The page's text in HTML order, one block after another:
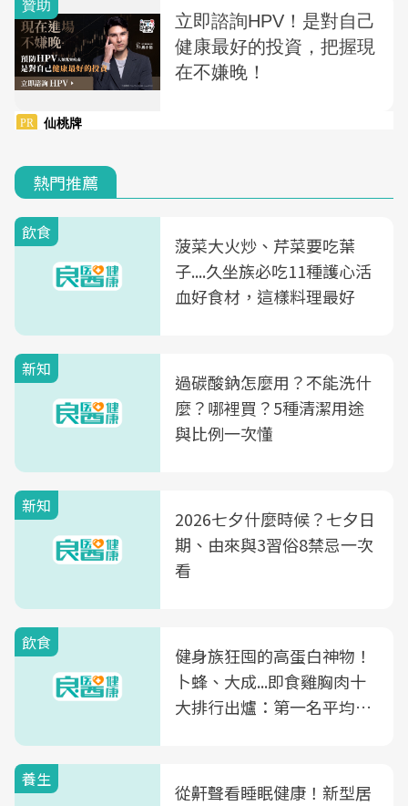
熱門推薦
飲食
菠菜大火炒、芹菜要吃葉
子....久坐族必吃11種護心活
血好食材，這樣料理最好
新知
過碳酸鈉怎麼用？不能洗什
麼？哪裡買？5種清潔用途
與比例一次懂
新知
2026七夕什麼時候？七夕日
期、由來與3習俗8禁忌一次
看
飲食
健身族狂囤的高蛋白神物！
卜蜂、大成...即食雞胸肉十
大排行出爐：第一名平均一
養生
從鼾聲看睡眠健康！新型居